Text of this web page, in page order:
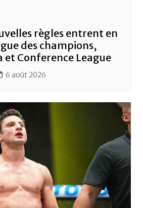
règles entrent en
des champions,
et Conference League
6 août 2026